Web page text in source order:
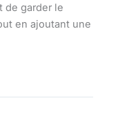
de garder le
en ajoutant une